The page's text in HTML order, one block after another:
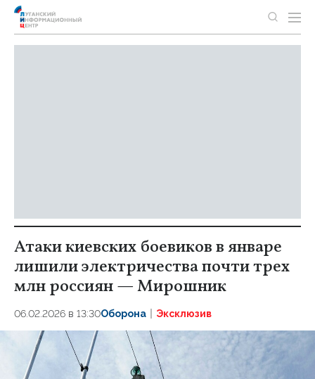
Атаки киевских боевиков в январе
лишили электричества почти трех
млн россиян — Мирошник
06.02.2026 в 13:30Оборона Эксклюзив